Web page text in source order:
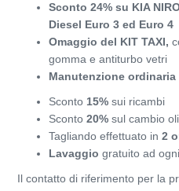
Sconto 24% su KIA
Diesel Euro 3 ed Euro 4
Omaggio del KIT TAXI,
gomma e antiturbo vetri
Manutenzione
Sconto 15% sui ricambi
Sconto 20% sul cambio
Tagliando effettuato in 2
Lavaggio gratuito ad
Il contatto di riferimento per la